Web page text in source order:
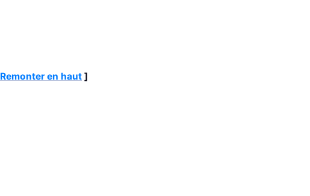
Remonter en haut ]